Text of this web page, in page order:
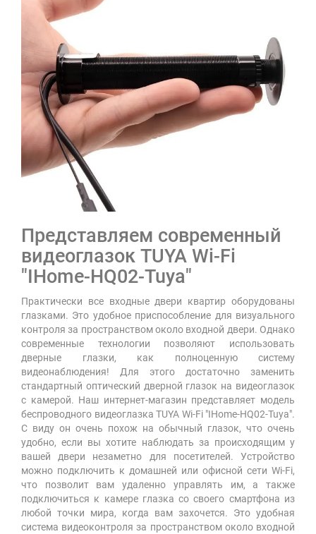
Представляем современный
видеоглазок TUYA Wi-Fi
"IHome-HQ02-Tuya"
Практически все входные двери квартир оборудованы
глазками. Это удобное приспособление для визуального
контроля за пространством около входной двери. Однако
современные технологии позволяют использовать
дверные глазки, как полноценную систему
видеонаблюдения! Для этого достаточно заменить
стандартный оптический дверной глазок на видеоглазок
с камерой. Наш интернет-магазин представляет модель
беспроводного видеоглазка TUYA Wi-Fi "IHome-HQ02-Tuya".
С виду он очень похож на обычный глазок, что очень
удобно, если вы хотите наблюдать за происходящим у
вашей двери незаметно для посетителей. Устройство
можно подключить к домашней или офисной сети Wi-Fi,
что позволит вам удаленно управлять им, а также
подключиться к камере глазка со своего смартфона из
любой точки мира, когда вам захочется. Это удобная
система видеоконтроля за пространством около входной